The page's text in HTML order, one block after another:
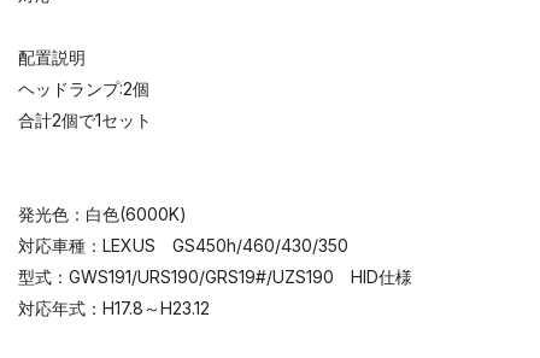
配置説明
ヘッドランプ:2個
合計2個で1セット
発光色：白色(6000K)
対応車種：LEXUS GS450h/460/430/350
型式：GWS191/URS190/GRS19#/UZS190 HID仕様
対応年式：H17.8～H23.12